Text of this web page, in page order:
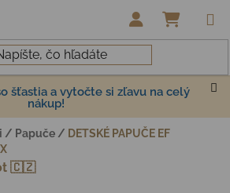
šťastia a vytočte si zľavu na celý
nákup!
/ Papuče / DETSKÉ PAPUČE EF
🇨🇿